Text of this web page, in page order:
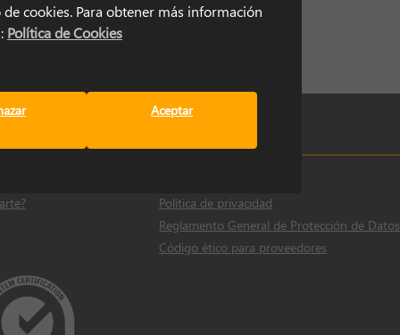
Política de privacidad
Reglamento General de Protección de Datos
Código ético para proveedores
cookies. Para obtener más información
Política de Cookies
Aceptar